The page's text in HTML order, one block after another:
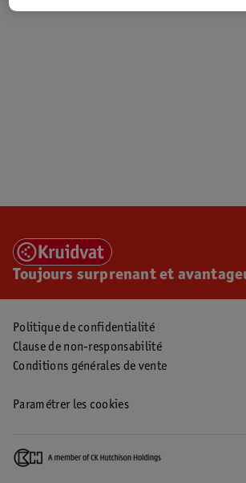
Toujours surprenant et
Politique de confidentialité
Clause de non-responsabilité
Conditions générales de vente
Paramétrer les cookies